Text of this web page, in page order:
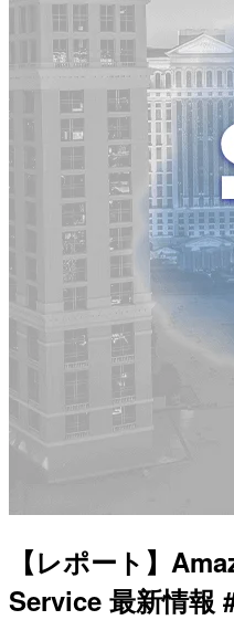
【レポート】
Service 最新情報